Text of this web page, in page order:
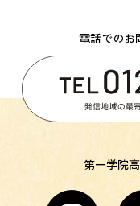
電話でのお
第一学院